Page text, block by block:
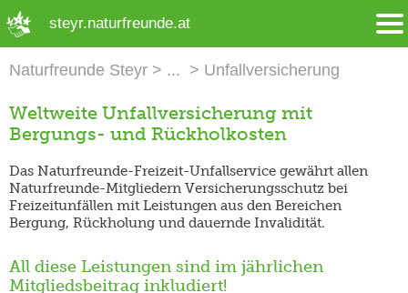
steyr.naturfreunde.at
Naturfreunde Steyr Unfallversicherung
Weltweite Unfallversicherung mit
Bergungs- und Rückholkosten
Das Naturfreunde-Freizeit-Unfallservice gewährt allen
Naturfreunde-Mitgliedern Versicherungsschutz bei
Freizeitunfällen mit Leistungen aus den Bereichen
Bergung, Rückholung und dauernde Invalidität.
All diese Leistungen sind im jährlichen
Mitgliedsbeitrag inkludiert!